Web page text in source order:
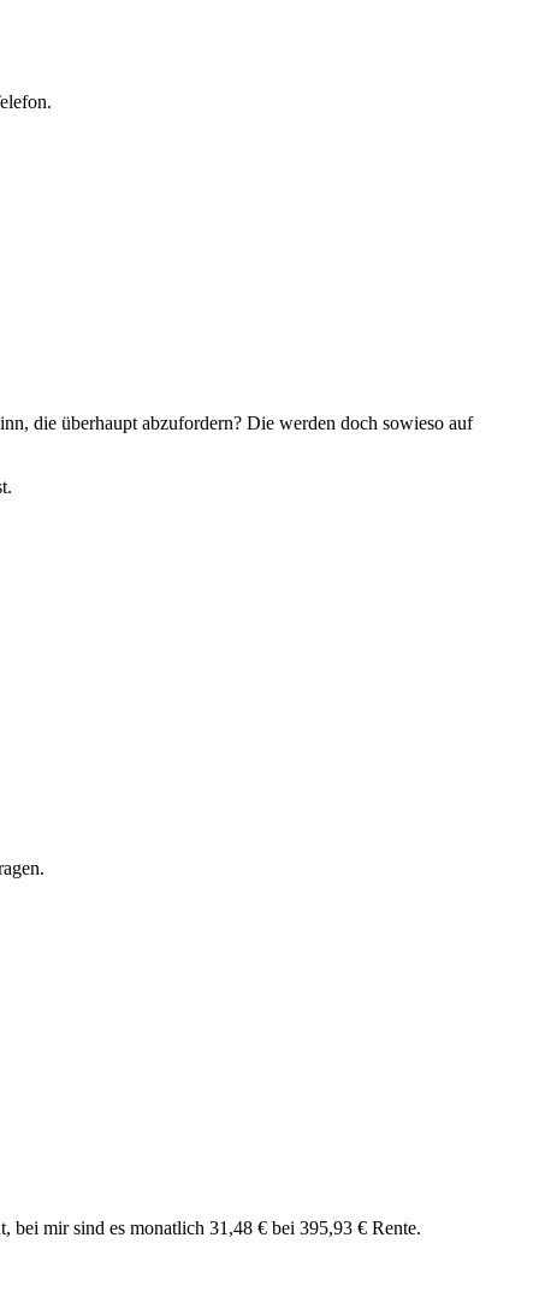
die überhaupt abzufordern? Die werden doch sowieso auf
bei mir sind es monatlich 31,48 € bei 395,93 € Rente.